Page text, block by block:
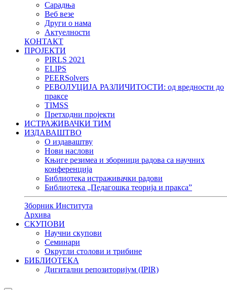
Сарадња
Веб везе
Други о нама
Актуелности
КОНТАКТ
ПРОЈЕКТИ
PIRLS 2021
ELIPS
PEERSolvers
РЕВОЛУЦИЈА РАЗЛИЧИТОСТИ: oд вредности до
праксе
TIMSS
Претходни пројекти
ИСТРАЖИВАЧКИ ТИМ
ИЗДАВАШТВО
О издаваштву
Нови наслови
Књиге резимеа и зборници радова са научних
конференција
Библиотека истраживачки радови
Библиотека „Педагошка теорија и пракса”
Зборник Института
Архива
СКУПОВИ
Научни скупови
Семинари
Округли столови и трибине
БИБЛИОТЕКА
Дигитални репозиторијум (IPIR)